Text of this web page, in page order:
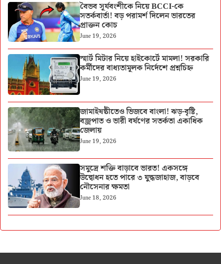
বৈভব সূর্যবংশীকে নিয়ে BCCI-কে
সতর্কবার্তা! বড় পরামর্শ দিলেন ভারতের
প্রাক্তন কোচ
June 19, 2026
স্মার্ট মিটার নিয়ে হাইকোর্টে মামলা! সরকারি
কর্মীদের বাধ্যতামূলক নির্দেশে প্রশ্নচিহ্ন
June 19, 2026
জামাইষষ্ঠীতেও ভিজবে বাংলা! ঝড়-বৃষ্টি,
বজ্রপাত ও ভারী বর্ষণের সতর্কতা একাধিক
জেলায়
June 19, 2026
সমুদ্রে শক্তি বাড়াবে ভারত! একসঙ্গে
উদ্বোধন হতে পারে ৩ যুদ্ধজাহাজ, বাড়বে
নৌসেনার ক্ষমতা
June 18, 2026